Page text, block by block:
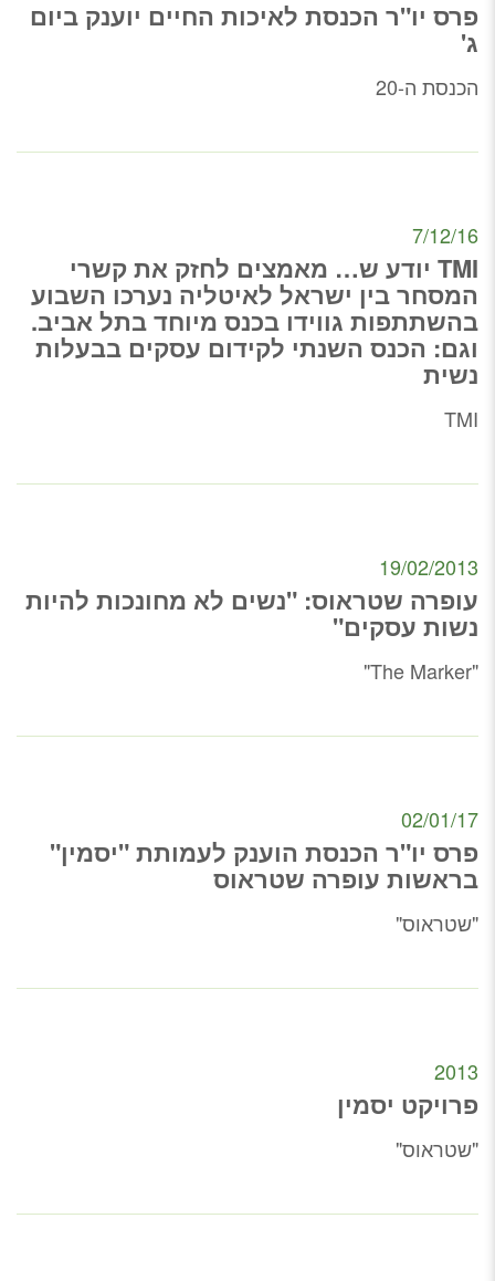
פרס יו"ר הכנסת לאיכות החיים יוענק ביום
ג'
הכנסת ה-20
7/12/16
TMI יודע ש… מאמצים לחזק את קשרי
המסחר בין ישראל לאיטליה נערכו השבוע
בהשתתפות גווידו בכנס מיוחד בתל אביב.
וגם: הכנס השנתי לקידום עסקים בבעלות
נשית
TMI
19/02/2013
עופרה שטראוס: "נשים לא מחונכות להיות
נשות עסקים"
"The Marker"
02/01/17
פרס יו"ר הכנסת הוענק לעמותת "יסמין"
בראשות עופרה שטראוס
"שטראוס"
2013
פרויקט יסמין
"שטראוס"